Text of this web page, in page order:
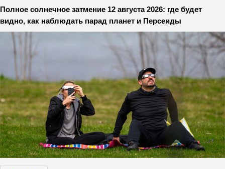
Полное солнечное затмение 12 августа 2026: где будет
видно, как наблюдать парад планет и Персеиды